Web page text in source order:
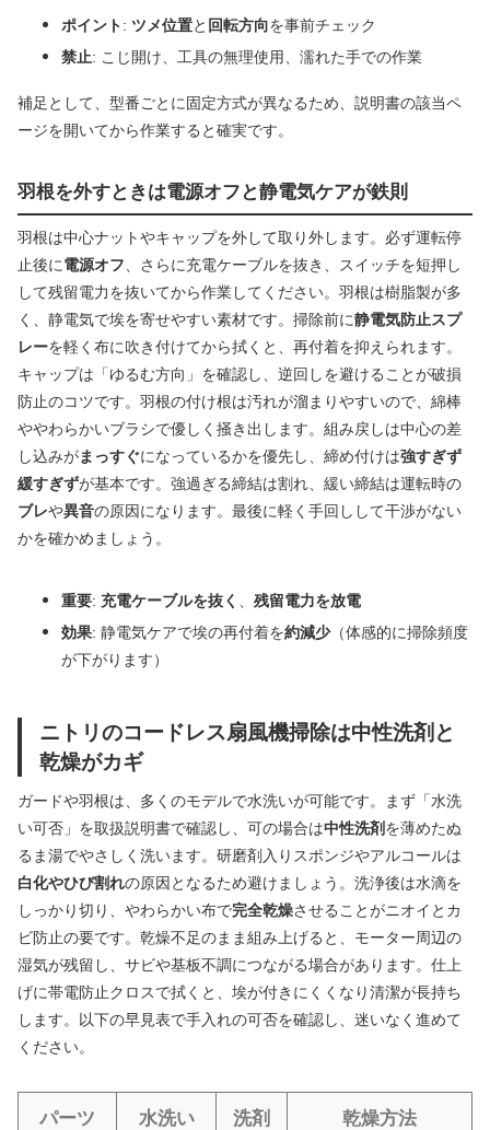
ポイント: ツメ位置と 回転方向を事前チェック
禁止: こじ開け、工具の無理使用、濡れた手での作業
補足として、型番ごとに固定方式が異なるため、説明書の該当ペ
ージを開いてから作業すると確実です。
羽根を外すときは電源オフと静電気ケアが鉄則
羽根は中心ナットやキャップを外して取り外します。必ず運転停
止後に電源オフ 、さらに充電ケーブルを抜き、スイッチを短押し
して残留電力を抜いてから作業してください。羽根は樹脂製が多
く、静電気で埃を寄せやすい素材です。掃除前に静電気防止スプ
レーを軽く布に吹き付けてから拭くと、再付着を抑えられます。
キャップは「ゆるむ方向」を確認し、逆回しを避けることが破損
防止のコツです。羽根の付け根は汚れが溜まりやすいので、綿棒
ややわらかいブラシで優しく掻き出します。組み戻しは中心の差
し込みがまっすぐになっているかを優先し、締め付けは強すぎず
緩すぎずが基本です。強過ぎる締結は割れ、緩い締結は運転時の
ブレや異音の原因になります。最後に軽く手回しして干渉がない
かを確かめましょう。
重要: 充電ケーブルを抜く
残留電力を放電
効果: 静電気ケアで埃の再付着を約減少（体感的に掃除頻度
が下がります）
ニトリのコードレス扇風機掃除は中性洗剤と
乾燥がカギ
ガードや羽根は、多くのモデルで水洗いが可能です。まず「水洗
い可否」を取扱説明書で確認し、可の場合は中性洗剤を薄めたぬ
るま湯でやさしく洗います。研磨剤入りスポンジやアルコールは
白化やひび割れの原因となるため避けましょう。洗浄後は水滴を
しっかり切り、やわらかい布で完全乾燥させることがニオイとカ
ビ防止の要です。乾燥不足のまま組み上げると、モーター周辺の
湿気が残留し、サビや基板不調につながる場合があります。仕上
げに帯電防止クロスで拭くと、埃が付きにくくなり清潔が長持ち
します。以下の早見表で手入れの可否を確認し、迷いなく進めて
ください。
パーツ 水洗い 洗剤 乾燥方法